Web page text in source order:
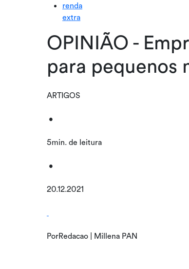
renda
extra
OPINIÃO -
para pequenos
ARTIGOS
•
5min. de leitura
•
20.12.2021
PorRedacao | Millena PAN